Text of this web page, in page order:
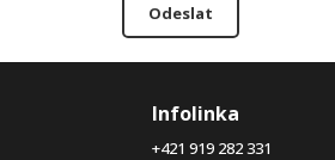
Odeslat
Infolinka
+421 919 282 331